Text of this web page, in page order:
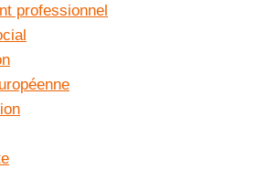
professionnel